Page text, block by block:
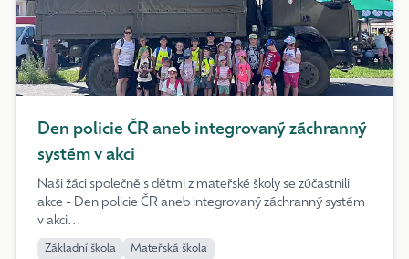
Den policie ČR aneb integrovaný záchranný
systém v akci
Naši žáci společně s dětmi z mateřské školy se zúčastnili
akce - Den policie ČR aneb integrovaný záchranný systém
v akci...
Základní škola Mateřská škola